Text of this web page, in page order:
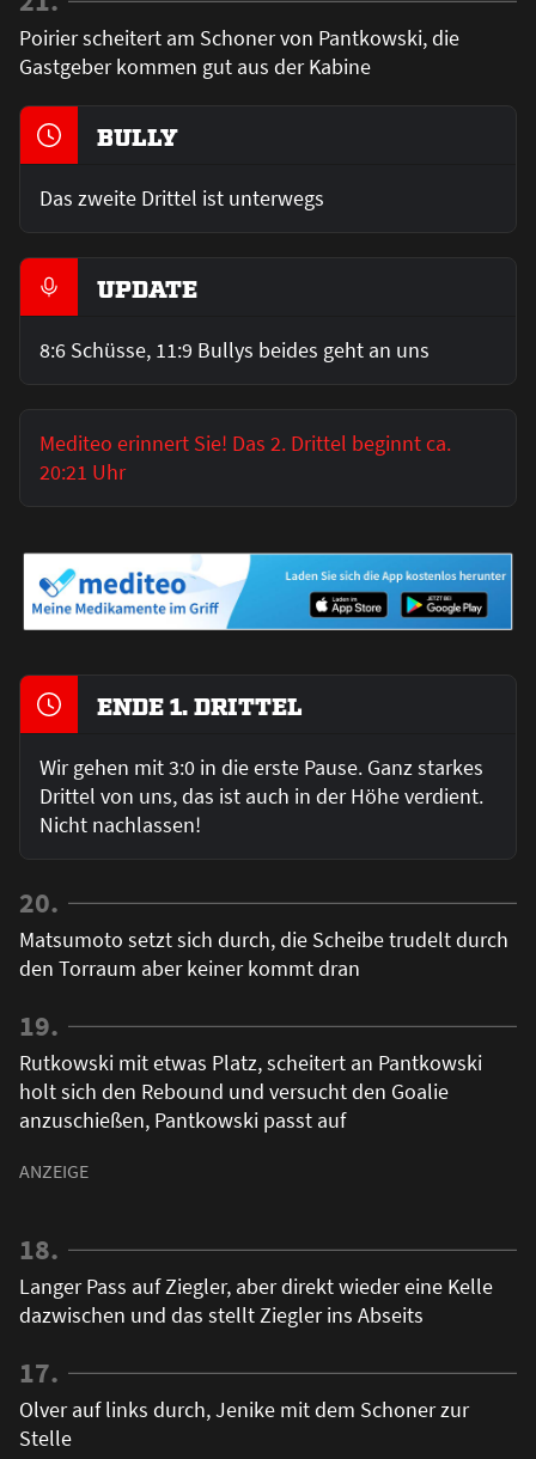
Poirier scheitert am Schoner von Pantkowski, die
Gastgeber kommen gut aus der Kabine
BULLY
Das zweite Drittel ist unterwegs
UPDATE
8:6 Schüsse, 11:9 Bullys beides geht an uns
Mediteo erinnert Sie! Das 2. Drittel beginnt ca.
20:21 Uhr
ENDE 1. DRITTEL
Wir gehen mit 3:0 in die erste Pause. Ganz starkes
Drittel von uns, das ist auch in der Höhe verdient.
Nicht nachlassen!
20.
Matsumoto setzt sich durch, die Scheibe trudelt durch
den Torraum aber keiner kommt dran
19.
Rutkowski mit etwas Platz, scheitert an Pantkowski
holt sich den Rebound und versucht den Goalie
anzuschießen, Pantkowski passt auf
18.
Langer Pass auf Ziegler, aber direkt wieder eine Kelle
dazwischen und das stellt Ziegler ins Abseits
17.
Olver auf links durch, Jenike mit dem Schoner zur
Stelle